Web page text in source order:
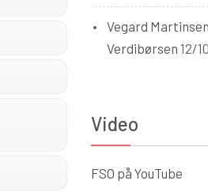
Vegard
Verdibørsen 12/
Video
FSO på YouTube